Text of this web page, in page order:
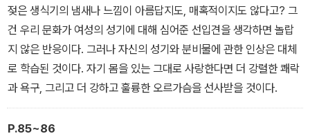
들은 여성이라면 당연히 혼란스러울 수밖에 없다.
하지만 생물학적 메시지는 단순하다. 여성의 사정은 남성의 유두와
여성의 처녀막처럼 부수적인 형질이다. 문화가 어떻게 취급하든 결국
모두 각자의 사정이 있다.
젖은 생식기의 냄새나 느낌이 아름답지도, 매혹적이지도 않다고? 그
건 우리 문화가 여성의 성기에 대해 심어준 선입견을 생각하면 놀랍
지 않은 반응이다. 그러나 자신의 성기와 분비물에 관한 인상은 대체
로 학습된 것이다. 자기 몸을 있는 그대로 사랑한다면 더 강렬한 쾌락
과 욕구, 그리고 더 강하고 훌륭한 오르가슴을 선사받을 것이다.
P.85~86